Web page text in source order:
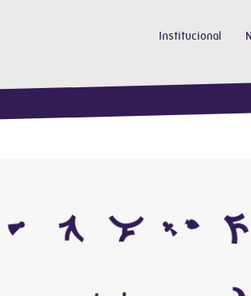
Institucional